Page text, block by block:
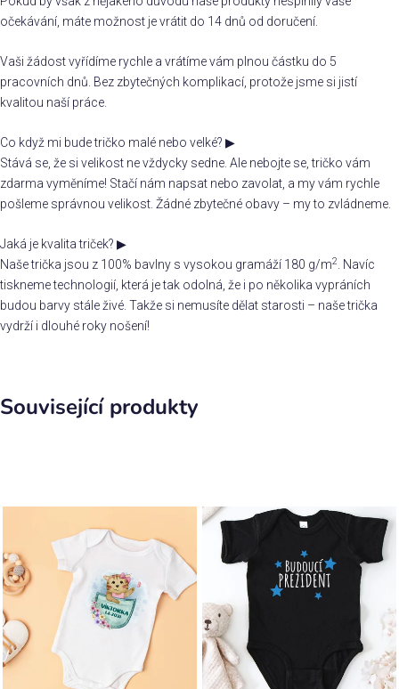
očekávání, máte možnost je vrátit do 14 dnů od doručení.
Vaši žádost vyřídíme rychle a vrátíme vám plnou částku do 5
pracovních dnů. Bez zbytečných komplikací, protože jsme si jistí
kvalitou naší práce.
Co když mi bude tričko malé nebo velké? ▶
Stává se, že si velikost ne vždycky sedne. Ale nebojte se, tričko vám
zdarma vyměníme! Stačí nám napsat nebo zavolat, a my vám rychle
pošleme správnou velikost. Žádné zbytečné obavy – my to zvládneme.
Jaká je kvalita triček? ▶
Naše trička jsou z 100% bavlny s vysokou gramáží 180 g/m2
. Navíc
tiskneme technologií, která je tak odolná, že i po několika vypráních
budou barvy stále živé. Takže si nemusíte dělat starosti – naše trička
vydrží i dlouhé roky nošení!
Související produkty